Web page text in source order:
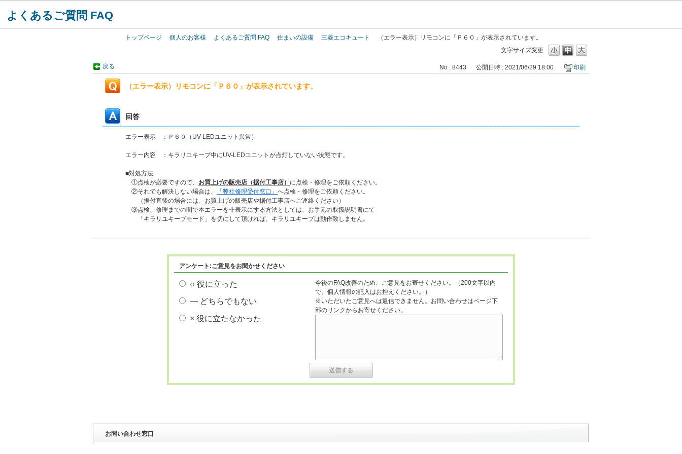
よくあるご質問 FAQ
トップページ 個人のお客様 よくあるご質問 FAQ 住まいの設備 三菱エコキュート
（エラー表示）リモコンに「Ｐ６０」が表示されています。
文字サイズ変更
戻る No : 8443 公開日時 : 2021/06/29 18:00 印刷
（エラー表示）リモコンに「Ｐ６０」が表示されています。
回答
エラー表示 ：Ｐ６０（UV-LEDユニット異常）
エラー内容 ：キラリユキープ中にUV-LEDユニットが点灯していない状態です。
■対処方法
①点検が必要ですので、 お買上げの販売店（据付工事店） に点検・修理をご依頼ください。
②それでも解決しない場合は、
「弊社修理受付窓口」 へ点検・修理をご依頼ください。
（据付直後の場合には、お買上げの販売店や据付工事店へご連絡ください）
③点検、修理までの間で本エラーを非表示にする方法としては、お手元の取扱説明書にて
「キラリユキープモード」を切にして頂ければ、キラリユキープは動作致しません。
アンケート:ご意見をお聞かせください
○ 役に立った
― どちらでもない
× 役に立たなかった
今後のFAQ改善のため、ご意見をお寄せください。（200文字以内
で、個人情報の記入はお控えください。）
※いただいたご意見へは返信できません。お問い合わせはページ下
部のリンクからお寄せください。
お問い合わせ窓口